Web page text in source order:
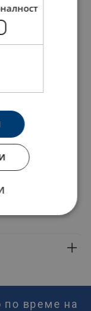
по време на